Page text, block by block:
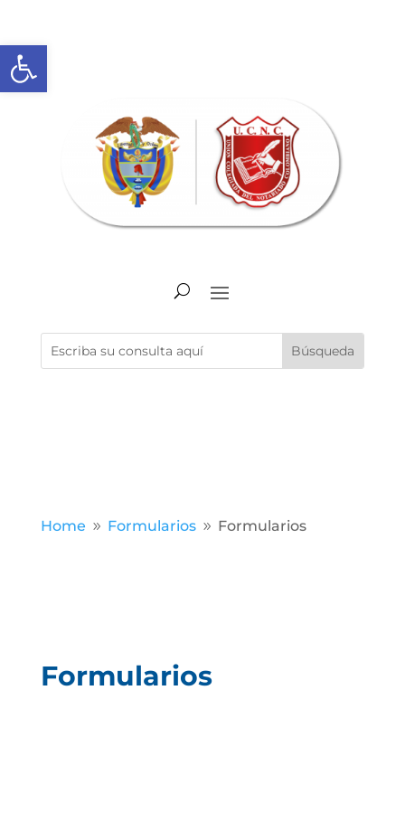
Abrir barra de herramientas
Home 9 Formularios 9 Formularios
Formularios